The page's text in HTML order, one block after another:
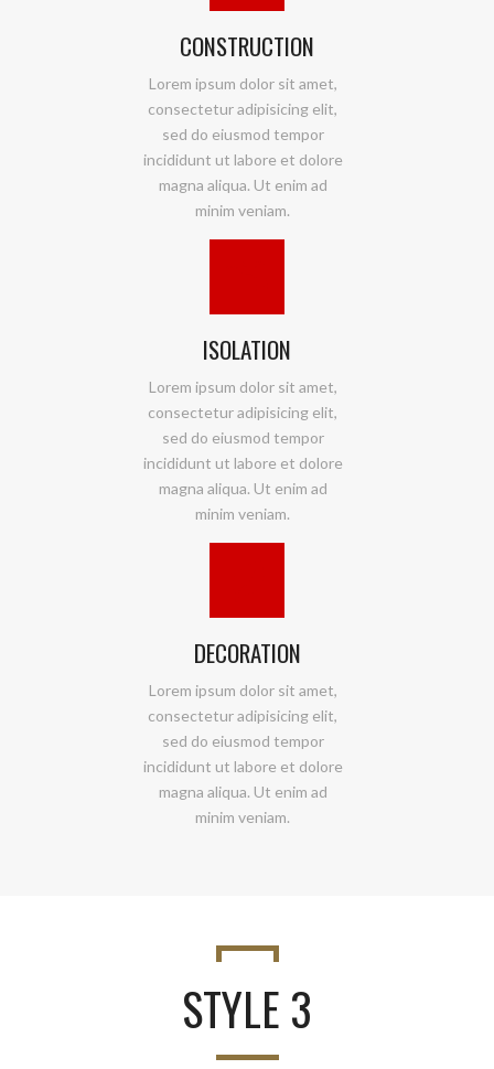
CONSTRUCTION
Lorem ipsum dolor sit amet,
consectetur adipisicing elit,
sed do eiusmod tempor
incididunt ut labore et dolore
magna aliqua. Ut enim ad
minim veniam.
ISOLATION
Lorem ipsum dolor sit amet,
consectetur adipisicing elit,
sed do eiusmod tempor
incididunt ut labore et dolore
magna aliqua. Ut enim ad
minim veniam.
DECORATION
Lorem ipsum dolor sit amet,
consectetur adipisicing elit,
sed do eiusmod tempor
incididunt ut labore et dolore
magna aliqua. Ut enim ad
minim veniam.
STYLE 3